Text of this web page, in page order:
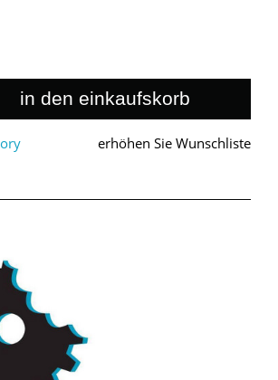
in den einkaufskorb
erhöhen Sie Wunschliste